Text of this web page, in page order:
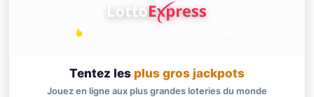
Tentez les plus gros jackpots
Jouez en ligne aux plus grandes loteries du monde